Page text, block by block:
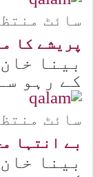
سائٹ
پریشے کا
بینا
کے رہو
سائٹ
بے انتہا
بینا